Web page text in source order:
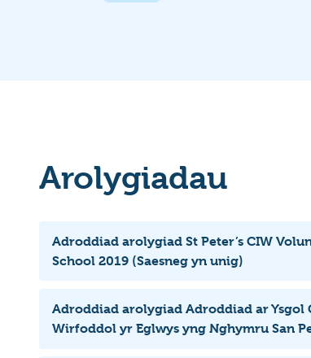
Arolygiadau
Adroddiad arolygiad St Peter’s CIW
School 2019 (Saesneg yn unig)
Adroddiad arolygiad Adroddiad ar Ysgol
Wirfoddol yr Eglwys yng Nghymru San